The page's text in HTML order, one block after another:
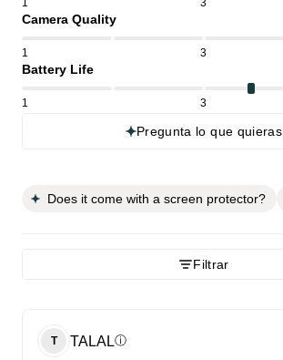
1 3
Camera Quality
1 3
Battery Life
1 3
Pregunta lo que quieras
Does it come with a screen protector?
Filtrar
T TALALⓘ